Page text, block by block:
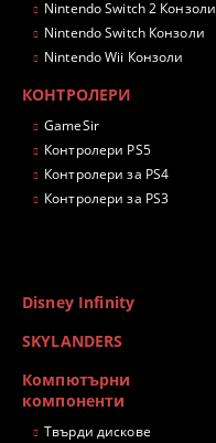
Nintendo Switch 2 Конзоли
Nintendo Switch Конзоли
Nintendo Wii Конзоли
КОНТРОЛЕРИ
GameSir
Контролери PS5
Контролери за PS4
Контролери за PS3
Disney Infinity
SKYLANDERS
Компютърни
компоненти
Твърди дискове